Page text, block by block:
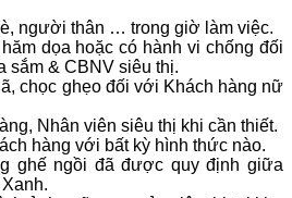
người thân … trong giờ làm việc.
dọa hoặc có hành vi chống đối
sắm & CBNV siêu thị.
chọc ghẹo đối với Khách hàng nữ
Nhân viên siêu thị khi cần thiết.
hàng với bất kỳ hình thức nào.
ghế ngồi đã được quy định giữa